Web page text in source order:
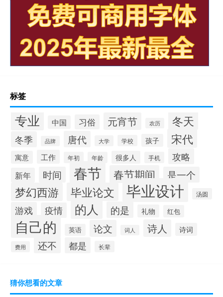
标签
专业 中国 习俗 元宵节 农历 冬天
冬季 品牌 唐代 大学 学校 孩子 宋代
寓意 工作 年初 年龄 很多人 手机 攻略
新年 时间 春节 春节期间 是一个
梦幻西游 毕业论文 毕业设计 汤圆
游戏 疫情 的人 的是 礼物 红包
自己的 英语 论文 词人 诗人 诗词
费用 还不 都是 长辈
猜你想看的文章